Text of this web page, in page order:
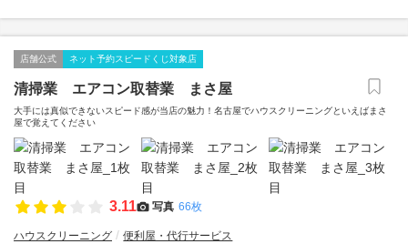
店舗公式 ネット予約スピードくじ対象店
清掃業 エアコン取替業 まさ屋
大手には真似できないスピード感が当店の魅力！名古屋でハウスクリーニングといえばまさ
屋で覚えてください
3.11 写真 66枚
ハウスクリーニング 便利屋・代行サービス